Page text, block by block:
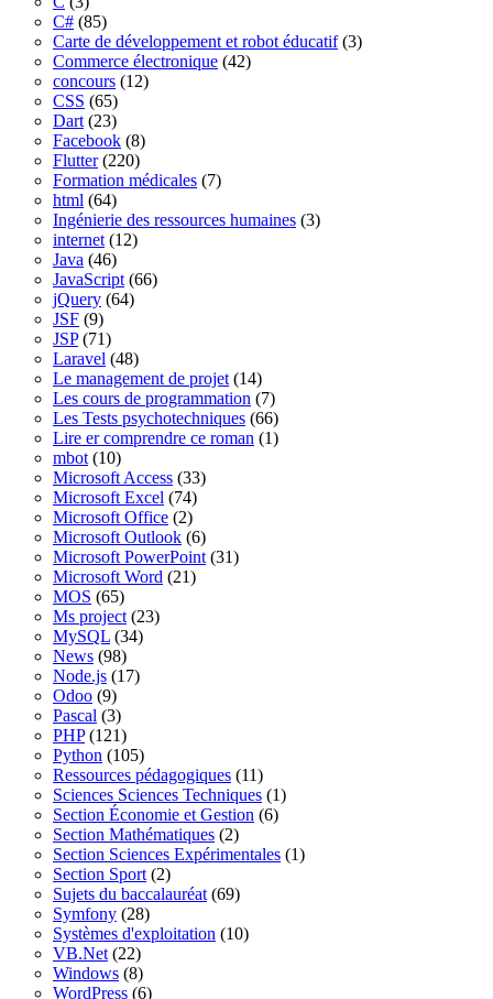
C# (85)
Carte de développement et robot éducatif(3)
Commerce électronique (42)
concours (12)
CSS (65)
Dart (23)
Facebook (8)
Flutter(220)
Formation médicales (7)
html (64)
Ingénierie des ressources humaines (3)
internet (12)
Java (46)
JavaScript (66)
jQuery (64)
JSF (9)
JSP(71)
Laravel (48)
Le management de projet (14)
Les cours de programmation (7)
Les Tests psychotechniques (66)
Lire er comprendre ce roman (1)
mbot (10)
Microsoft Access (33)
Microsoft Excel (74)
Microsoft Office (2)
Microsoft Outlook (6)
Microsoft PowerPoint (31)
Microsoft Word (21)
MOS (65)
Ms project (23)
MySQL (34)
News (98)
Node.js (17)
Odoo (9)
Pascal (3)
PHP(121)
Python (105)
Ressources pédagogiques (11)
Sciences Sciences Techniques (1)
Section Économie et Gestion (6)
Section Mathématiques (2)
Section Sciences Expérimentales (1)
Section Sport (2)
Sujets du baccalauréat (69)
Symfony (28)
Systèmes d'exploitation (10)
VB.Net (22)
Windows (8)
WordPress (6)